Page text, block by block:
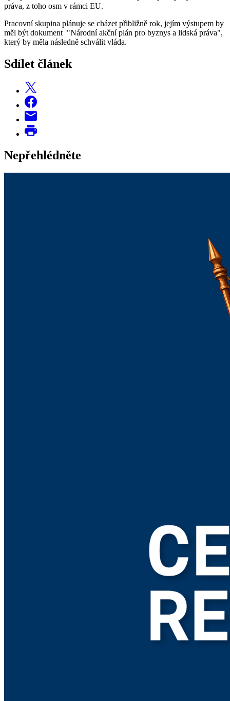
práva, z toho osm v rámci EU.
Pracovní skupina plánuje se cházet přibližně rok, jejím výstupem by
měl být dokument "Národní akční plán pro byznys a lidská práva",
který by měla následně schválit vláda.
Sdílet článek
Nepřehlédněte